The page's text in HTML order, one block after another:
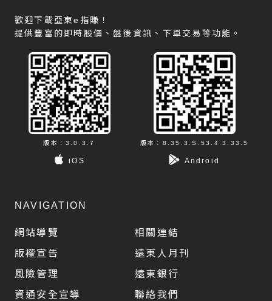
歡迎下載亞東e指賺！
提供豐富的即時股價、盤後資訊、下單交易等功能。
版本：3.0.3.7
iOS
版本：8.35.3.S.53.4.3.33.5
Android
NAVIGATION
網站導覽
版權宣告
風險管理
資通安全宣導
相關連結
遠東人月刊
遠東銀行
聯絡我們